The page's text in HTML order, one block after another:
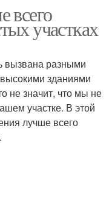
всего
участках
вызвана разными
зданиями
не значит, что мы не
участке. В этой
лучше всего